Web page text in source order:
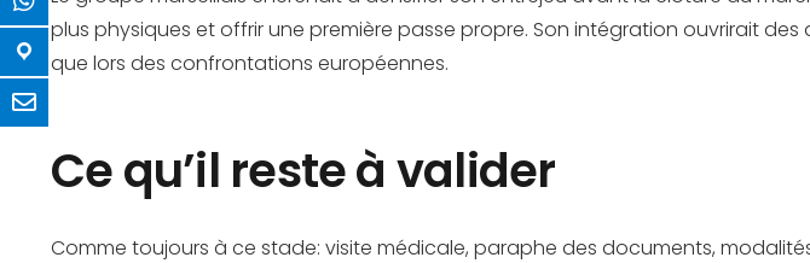
plus physiques et offrir une première passe propre. Son intégration ouvrirait
que lors des confrontations européennes.
Ce qu’il reste à valider
Comme toujours à ce stade: visite médicale, paraphe des documents,